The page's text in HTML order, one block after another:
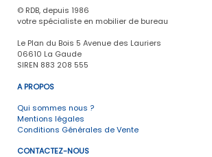
© RDB, depuis 1986
votre spécialiste en mobilier de bureau
Le Plan du Bois 5 Avenue des Lauriers
06610 La Gaude
SIREN 883 208 555
A PROPOS
Qui sommes nous ?
Mentions légales
Conditions Générales de Vente
CONTACTEZ-NOUS